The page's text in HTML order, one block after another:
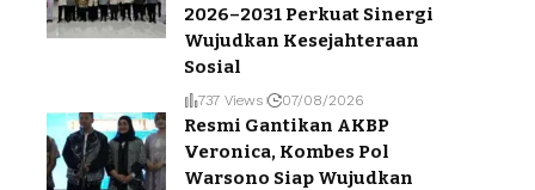
2026–2031 Perkuat Sinergi
Wujudkan Kesejahteraan
Sosial
737 Views 07/08/2026
Resmi Gantikan AKBP
Veronica, Kombes Pol
Warsono Siap Wujudkan